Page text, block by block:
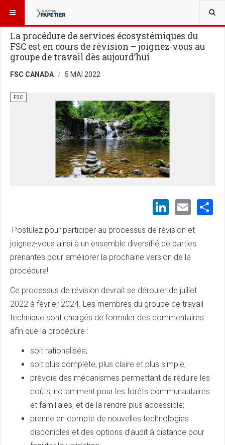
VOUS ÊTES ICI :
La procédure de services écosystémiques du
FSC est en cours de révision – joignez-vous au
groupe de travail dès aujourd’hui
FSC CANADA 5 MAI 2022
FSC
Postulez pour participer au processus de révision et
joignez-vous ainsi à un ensemble diversifié de parties
prenantes pour améliorer la prochaine version de la
procédure!
Ce processus de révision devrait se dérouler de juillet
2022 à février 2024. Les membres du groupe de travail
technique sont chargés de formuler des commentaires
afin que la procédure :
soit rationalisée;
soit plus complète, plus claire et plus simple;
prévoie des mécanismes permettant de réduire les
coûts, notamment pour les forêts communautaires
et familiales, et de la rendre plus accessible;
prenne en compte de nouvelles technologies
disponibles et des options d’audit à distance pour